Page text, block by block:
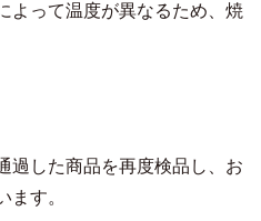
よって温度が異なるため、焼
過した商品を再度検品し、お
ます。